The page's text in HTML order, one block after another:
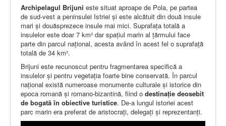
Archipelagul Brijuni este situat aproape de Pola, pe partea
de sud-vest a peninsulei Istriei și este alcătuit din două insule
mari şi douăsprezece insule mai mici. Suprafaţa totală a
insulelor este doar 7 km² dar spaţiul marin al ţărmului face
parte din parcul naţional, acesta având în acest fel o suprafaţă
totală de 34 km².
Brijuni este recunoscut pentru fragmentarea specifică a
insulelor şi pentru vegetaţia foarte bine conservată. În parcul
național există numeroase monumente culturale şi istorice din
epoca romană şi romano-bizantină, fiind o destinaţie deosebit
de bogată în obiective turistice. De-a lungul istoriei acest
parc marin era preferat de aristocraţi, delegaţi şi reprezentanţi.